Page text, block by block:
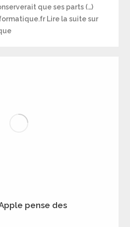
que ses parts (…)
Lire la suite sur
pense des